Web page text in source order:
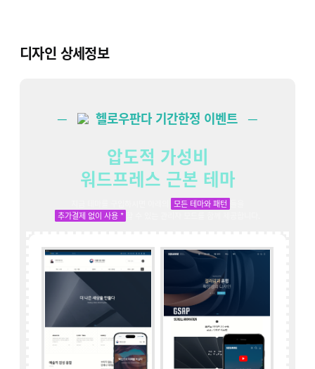
디자인 상세정보
─ 헬로우판다 기간한정 이벤트 ─
압도적 가성비
워드프레스 근본 테마
25개의 테마
1,000개의 패턴
추가비용 없이 모두 제공
모든 테마와 패턴
추가결제 없이 사용 *